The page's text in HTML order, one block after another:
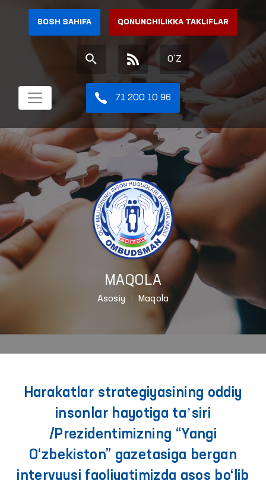
BOSH SAHIFA QONUNCHILIKKA TAKLIFLAR
O'Z
71 200 10 96
MAQOLA
Asosiy Maqola
Harakatlar strategiyasining oddiy
insonlar hayotiga taʼsiri
/Prezidentimizning “Yangi
O‘zbekiston” gazetasiga bergan
intervyusi faoliyatimizda asos bo‘lib